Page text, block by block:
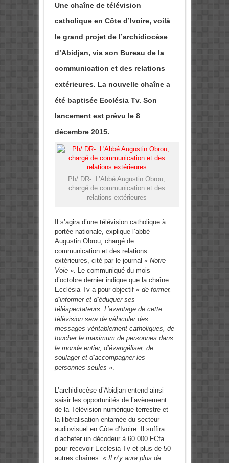
Une chaîne de télévision
catholique en Côte d’Ivoire, voilà
le grand projet de l’archidiocèse
d’Abidjan, via son Bureau de la
communication et des relations
extérieures. La nouvelle chaîne a
été baptisée Ecclésia Tv. Son
lancement est prévu le 8
décembre 2015.
Ph/ DR-: L’Abbé Augustin Obrou,
chargé de communication et des
relations extérieures
Il s’agira d’une télévision catholique à
portée nationale, explique l’abbé
Augustin Obrou, chargé de
communication et des relations
extérieures, cité par le journal « Notre
Voie ». Le communiqué du mois
d’octobre dernier indique que la chaîne
Ecclésia Tv a pour objectif « de former,
d’informer et d’éduquer ses
téléspectateurs. L’avantage de cette
télévision sera de véhiculer des
messages véritablement catholiques, de
toucher le maximum de personnes dans
le monde entier, d’évangéliser, de
soulager et d’accompagner les
personnes seules ».
L’archidiocèse d’Abidjan entend ainsi
saisir les opportunités de l’avènement
de la Télévision numérique terrestre et
la libéralisation entamée du secteur
audiovisuel en Côte d’Ivoire. Il suffira
d’acheter un décodeur à 60.000 FCfa
pour recevoir Ecclesia Tv et plus de 50
autres chaînes. « Il n’y aura plus de